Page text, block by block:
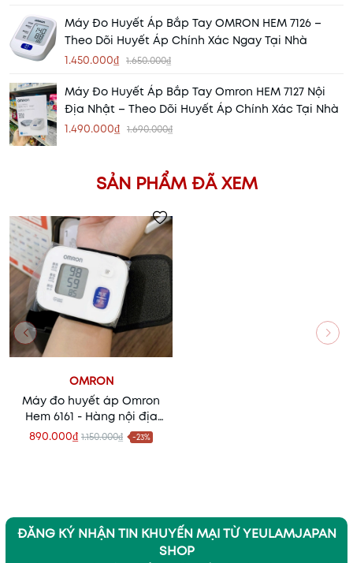
Máy Đo Huyết Áp Bắp Tay OMRON HEM 7126 –
Theo Dõi Huyết Áp Chính Xác Ngay Tại Nhà
1.450.000₫ 1.650.000₫
Máy Đo Huyết Áp Bắp Tay Omron HEM 7127 Nội
Địa Nhật – Theo Dõi Huyết Áp Chính Xác Tại Nhà
1.490.000₫ 1.690.000₫
SẢN PHẨM ĐÃ XEM
OMRON
Máy đo huyết áp Omron
Hem 6161 - Hàng nội địa
Nhật Bản
890.000₫ 1.150.000₫ -23%
ĐĂNG KÝ NHẬN TIN KHUYẾN MẠI TỪ YEULAMJAPAN
SHOP